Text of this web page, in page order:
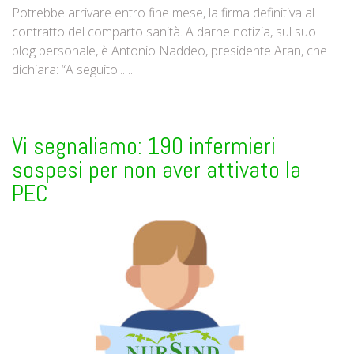
Potrebbe arrivare entro fine mese, la firma definitiva al
contratto del comparto sanità. A darne notizia, sul suo
blog personale, è Antonio Naddeo, presidente Aran, che
dichiara: “A seguito... ...
Vi segnaliamo: 190 infermieri
sospesi per non aver attivato la
PEC